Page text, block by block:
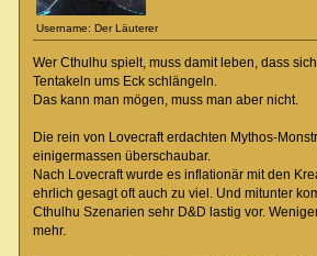
Username: Der Läuterer
Wer Cthulhu spielt, muss damit leben, dass
Tentakeln ums Eck schlängeln.
Das kann man mögen, muss man aber nicht.
Die rein von Lovecraft erdachten Mythos-
einigermassen überschaubar.
Nach Lovecraft wurde es inflationär mit den
ehrlich gesagt oft auch zu viel. Und mitunter
Cthulhu Szenarien sehr D&D lastig vor.
mehr.